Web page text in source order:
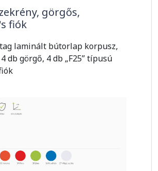
görgős,
fiók
laminált bútorlap korpusz,
db görgő, 4 db „F25” típusú